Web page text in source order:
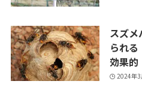
スズメ
られ
効果的
2024年3